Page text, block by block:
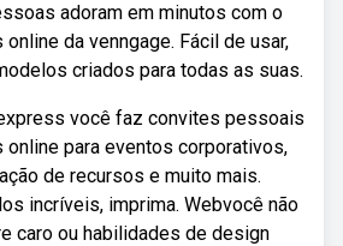
adoram em minutos com o
da venngage. Fácil de usar,
criados para todas as suas.
você faz convites pessoais
para eventos corporativos,
de recursos e muito mais.
incríveis, imprima. Webvocê não
caro ou habilidades de design